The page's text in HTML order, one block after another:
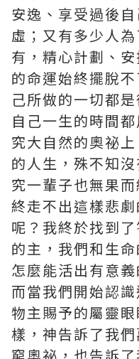
安逸、享受過後
虛；又有多少人
有，精心計劃、
的命運始終擺脫
己所做的一切都
自己一生的時間
究大自然的奧祕
的人生，殊不知
究一輩子也無果
終走不出這樣悲
呢？我終於找到
的主，我們和生
怎麼能活出有意義
而當我們開始認
物主賜予的屬靈
樣，神告訴了我